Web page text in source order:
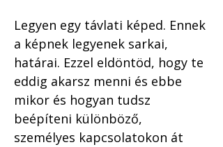
Legyen egy távlati képed. Ennek
a képnek legyenek sarkai,
határai. Ezzel eldöntöd, hogy te
eddig akarsz menni és ebbe
mikor és hogyan tudsz
beépíteni különböző,
személyes kapcsolatokon át